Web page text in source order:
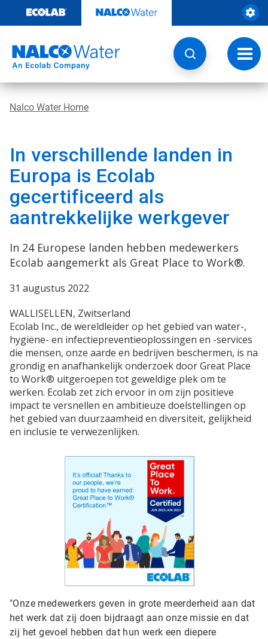
content
Nalco Water Home
In verschillende landen in
Europa is Ecolab
gecertificeerd als
aantrekkelijke werkgever
In 24 Europese landen hebben medewerkers
Ecolab aangemerkt als Great Place to Work®.
31 augustus 2022
WALLISELLEN, Zwitserland
Ecolab Inc., de wereldleider op het gebied van water-,
hygiëne- en infectiepreventieoplossingen en -services
die mensen, onze aarde en bedrijven beschermen, is na
grondig en anafhankelijk onderzoek door Great Place
to Work® uitgeroepen tot geweldige plek om te
werken. Ecolab zet zich ervoor in om zijn positieve
impact te versnellen en ambitieuze doelstellingen op
het gebied van duurzaamheid en diversiteit, gelijkheid
en inclusie te verwezenlijken.
"Onze medewerkers geven in grote meerderheid aan dat
het werk dat zij doen bijdraagt aan onze missie en dat
zij het gevoel hebben dat hun werk een diepere